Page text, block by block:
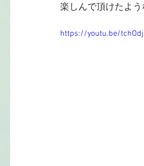
楽しんで頂けたよ
https://youtu.be/